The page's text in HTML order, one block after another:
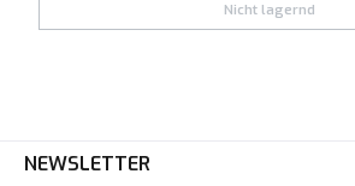
Nicht lagernd
NEWSLETTER